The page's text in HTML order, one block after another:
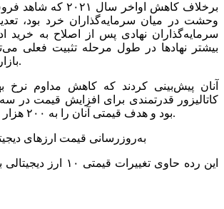
برخلاف کاهش اواخر
وحشت در میان سرمایه‌گذاران خرد بود،
سرمایه‌گذاران نهادی پس از اصلاح به خرید
بیشتر نهاد‌ها در طول مرحله تثبیت فعلی
بازار صعودی منجر شود.
کاتالیزور قدرتمندی برای افزایش قیمت در
بود و هدف قیمتی آنان را به ۲۰۰ هزار دلار افزایش می‌دهد.
به‌روزرسانی قیمت ارز‌های
این رده حاوی تغییرات